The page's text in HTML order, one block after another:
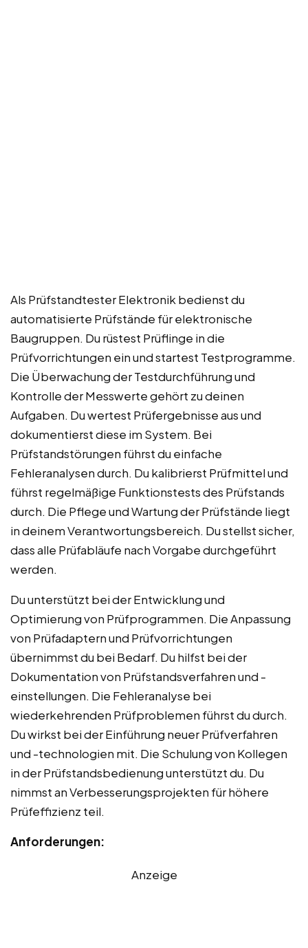
Als Prüfstandtester Elektronik bedienst du
automatisierte Prüfstände für elektronische
Baugruppen. Du rüstest Prüflinge in die
Prüfvorrichtungen ein und startest Testprogramme.
Die Überwachung der Testdurchführung und
Kontrolle der Messwerte gehört zu deinen
Aufgaben. Du wertest Prüfergebnisse aus und
dokumentierst diese im System. Bei
Prüfstandstörungen führst du einfache
Fehleranalysen durch. Du kalibrierst Prüfmittel und
führst regelmäßige Funktionstests des Prüfstands
durch. Die Pflege und Wartung der Prüfstände liegt
in deinem Verantwortungsbereich. Du stellst sicher,
dass alle Prüfabläufe nach Vorgabe durchgeführt
werden.
Du unterstützt bei der Entwicklung und
Optimierung von Prüfprogrammen. Die Anpassung
von Prüfadaptern und Prüfvorrichtungen
übernimmst du bei Bedarf. Du hilfst bei der
Dokumentation von Prüfstandsverfahren und -
einstellungen. Die Fehleranalyse bei
wiederkehrenden Prüfproblemen führst du durch.
Du wirkst bei der Einführung neuer Prüfverfahren
und -technologien mit. Die Schulung von Kollegen
in der Prüfstandsbedienung unterstützt du. Du
nimmst an Verbesserungsprojekten für höhere
Prüfeffizienz teil.
Anforderungen:
Anzeige